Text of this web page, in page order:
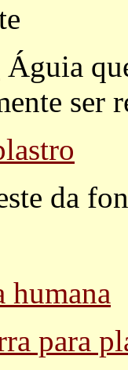
Águia
ser
da
humana
para